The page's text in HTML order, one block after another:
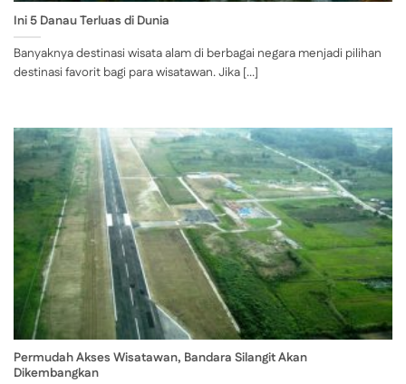
Ini 5 Danau Terluas di Dunia
Banyaknya destinasi wisata alam di berbagai negara menjadi pilihan
destinasi favorit bagi para wisatawan. Jika [...]
Permudah Akses Wisatawan, Bandara Silangit Akan
Dikembangkan